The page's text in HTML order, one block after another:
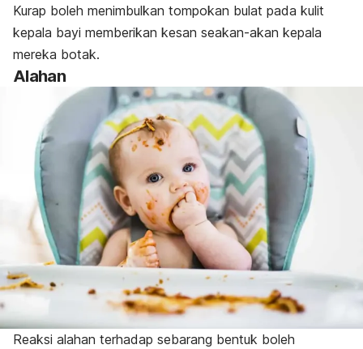
Kurap boleh menimbulkan tompokan bulat pada kulit
kepala bayi memberikan kesan seakan-akan kepala
mereka botak.
Alahan
Reaksi alahan terhadap sebarang bentuk boleh